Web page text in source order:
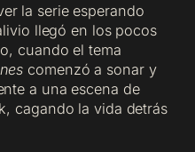
la serie esperando
llegó en los pocos
cuando el tema
comenzó a sonar y
a una escena de
cagando la vida detrás